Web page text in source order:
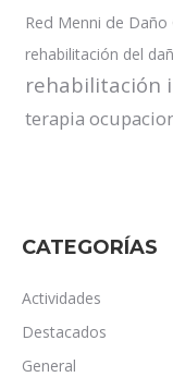
Red Menni de Daño
rehabilitación del
rehabilitación
terapia
CATEGORÍAS
Actividades
Destacados
General